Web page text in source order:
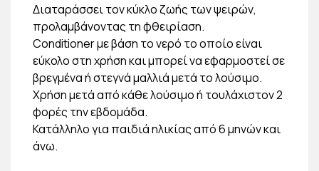
Διαταράσσει τον κύκλο ζωής των ψειρών,
προλαμβάνοντας τη φθειρίαση.
Conditioner με βάση το νερό το οποίο είναι
εύκολο στη χρήση και μπορεί να εφαρμοστεί σε
βρεγμένα ή στεγνά μαλλιά μετά το λούσιμο.
Χρήση μετά από κάθε λούσιμο ή τουλάχιστον 2
φορές την εβδομάδα.
Κατάλληλο για παιδιά ηλικίας από 6 μηνών και
άνω.